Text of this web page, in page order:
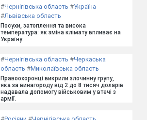
#Чернігівська область #Україна
#Львівська область
Посухи, затоплення та висока
температура: як зміна клімату впливає на
Україну.
#Чернігівська область #Черкаська
область #Миколаївська область
Правоохоронці викрили злочинну групу,
яка за винагороду від 2 до 8 тисяч доларів
надавала допомогу військовим у втечі з
армії.